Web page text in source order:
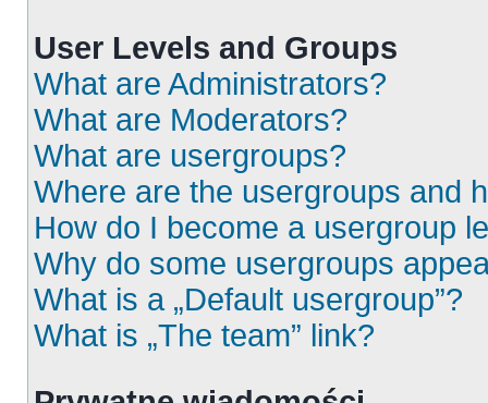
User Levels and Groups
What are Administrators?
What are Moderators?
What are usergroups?
Where are the usergroups and
How do I become a usergroup
Why do some usergroups
What is a „Default usergroup”?
What is „The team” link?